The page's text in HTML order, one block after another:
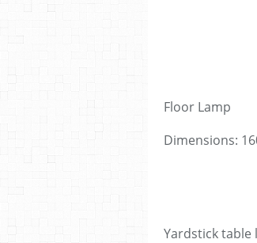
Floor Lamp
Dimensions:
Yardstick table